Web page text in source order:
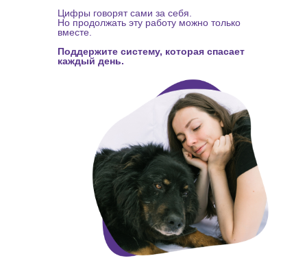
Цифры говорят сами за себя.
Но продолжать эту работу можно только
вместе.
Поддержите систему, которая спасает
каждый день.